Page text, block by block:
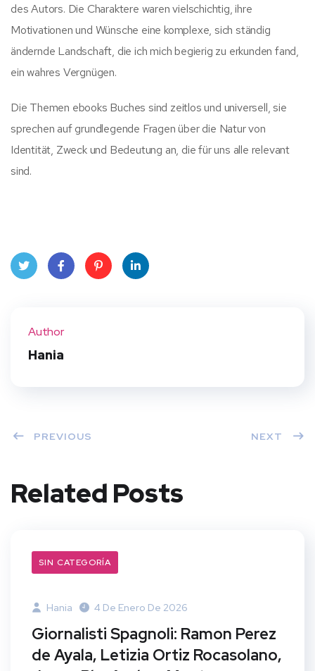
des Autors. Die Charaktere waren vielschichtig, ihre
Motivationen und Wünsche eine komplexe, sich ständig
ändernde Landschaft, die ich mich begierig zu erkunden fand,
ein wahres Vergnügen.
Die Themen ebooks Buches sind zeitlos und universell, sie
sprechen auf grundlegende Fragen über die Natur von
Identität, Zweck und Bedeutung an, die für uns alle relevant
sind.
Author
Hania
PREVIOUS NEXT
Related Posts
SIN CATEGORÍA
Hania 4 De Enero De 2026
Giornalisti Spagnoli: Ramon Perez
de Ayala, Letizia Ortiz Rocasolano,